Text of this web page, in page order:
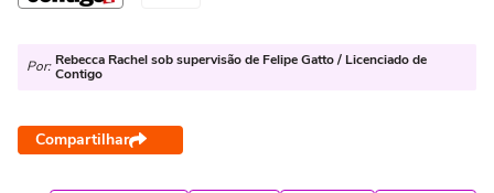
Por: Rebecca Rachel sob supervisão de Felipe Gatto / Licenciado de
Contigo
Compartilhar